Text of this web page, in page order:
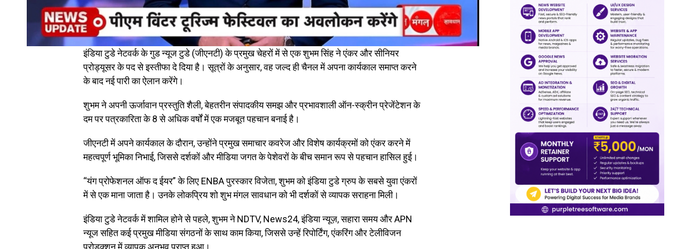
इंडिया टुडे नेटवर्क के गुड न्यूज टुडे (जीएनटी) के प्रमुख चेहरों में से एक शुभम सिंह ने एंकर और सीनियर
प्रोड्यूसर के पद से इस्तीफा दे दिया है। सूत्रों के अनुसार, वह जल्द ही चैनल में अपना कार्यकाल समाप्त करने
के बाद नई पारी का ऐलान करेंगे।
शुभम ने अपनी ऊर्जावान प्रस्तुति शैली, बेहतरीन संपादकीय समझ और प्रभावशाली ऑन-स्क्रीन प्रेजेंटेशन के
दम पर पत्रकारिता के 8 से अधिक वर्षों में एक मजबूत पहचान बनाई है।
जीएनटी में अपने कार्यकाल के दौरान, उन्होंने प्रमुख समाचार कवरेज और विशेष कार्यक्रमों को एंकर करने में
महत्वपूर्ण भूमिका निभाई, जिससे दर्शकों और मीडिया जगत के पेशेवरों के बीच समान रूप से पहचान हासिल हुई।
“यंग प्रोफेशनल ऑफ द ईयर” के लिए ENBA पुरस्कार विजेता, शुभम को इंडिया टुडे ग्रुप के सबसे युवा एंकरों
में से एक माना जाता है। उनके लोकप्रिय शो शुभ मंगल सावधान को भी दर्शकों से व्यापक सराहना मिली।
इंडिया टुडे नेटवर्क में शामिल होने से पहले, शुभम ने NDTV, News24, इंडिया न्यूज़, सहारा समय और APN
न्यूज सहित कई प्रमुख मीडिया संगठनों के साथ काम किया, जिससे उन्हें रिपोर्टिंग, एंकरिंग और टेलीविजन
प्रोडक्शन में व्यापक अनुभव प्राप्त हुआ।